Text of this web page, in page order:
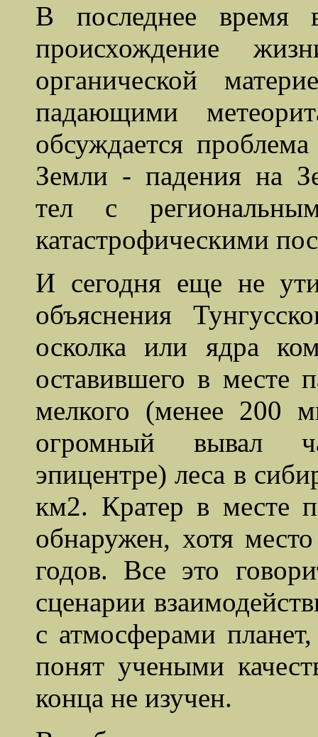
В последнее время
происхождение
органической
падающими
обсуждается
Земли - падения на
тел с
катастрофическими
И сегодня еще не
объяснения
осколка или ядра
оставившего в месте
мелкого (менее 200
огромный вывал
эпицентре) леса в
км2. Кратер в месте
обнаружен, хотя
годов. Все это
сценарии
с атмосферами
понят учеными
конца не изучен.